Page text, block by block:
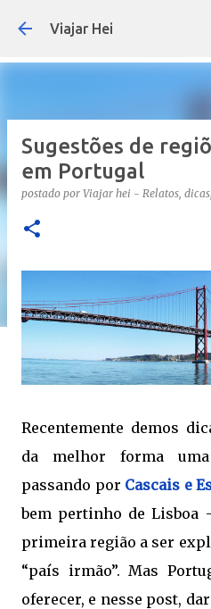
Pular para o
Viajar Hei
Sugestões de
em Portugal
postado por Viajar hei - Relatos,
Recentemente demos
da melhor forma
passando por Cascais e
bem pertinho de Lisboa
primeira região a ser
“país irmão”. Mas
oferecer, e nesse post,